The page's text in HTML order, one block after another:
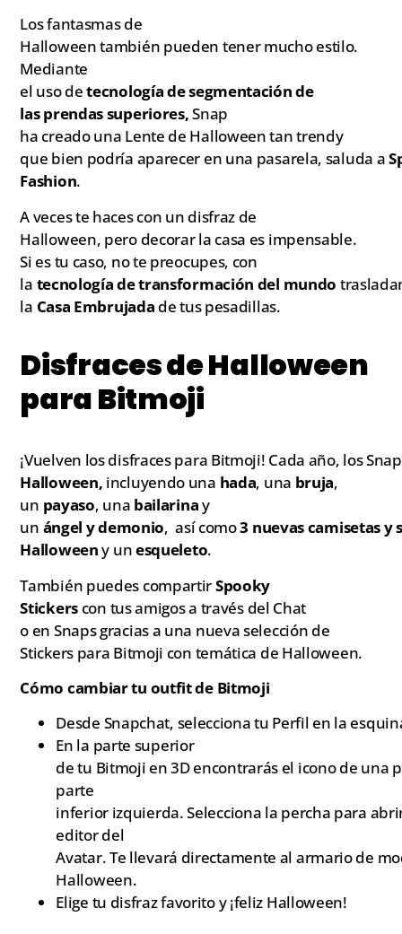
Los fantasmas de
Halloween también pueden tener mucho estilo.
Mediante
el uso detecnología de segmentación de
las prendas superiores,Snap
ha creado una Lente de Halloween tan trendy
que bien podría aparecer en una pasarela, saluda a
Fashion.
A veces te haces con un disfraz de
Halloween, pero decorar la casa es impensable.
Si es tu caso, no te preocupes, con
la tecnología de transformación del mundo
la Casa Embrujada de tus pesadillas.
Disfraces de Halloween
para Bitmoji
¡Vuelven los disfraces para Bitmoji! Cada año, los
Halloween, incluyendo una hada, una bruja,
un payaso, una bailarinay
un ángel y demonio, así como3 nuevas camisetas
Halloweeny unesqueleto.
También puedes compartirSpooky
Stickers con tus amigos a través del Chat
o en Snaps gracias a una nueva selección de
Stickers para Bitmoji con temática de Halloween.
Cómo cambiar tu outfit de Bitmoji
Desde Snapchat, selecciona tu Perfil en la
En la parte superior
de tu Bitmoji en 3D encontrarás el icono de una
parte
inferior izquierda. Selecciona la percha para
editor del
Avatar. Te llevará directamente al armario de
Halloween.
Elige tu disfraz favorito y ¡feliz Halloween!